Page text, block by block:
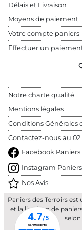
Délais et Livraison
Moyens de paiement
Votre compte paniers
Effectuer un
Notre charte qualité
Mentions légales
Conditions Générales
Contactez-nous au 02
Facebook Paniers
Instagram
Nos Avis
Paniers des Terroirs
et la livraison de